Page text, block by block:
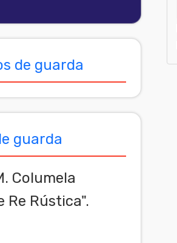
de guarda
guarda
Columela
Re Rústica".